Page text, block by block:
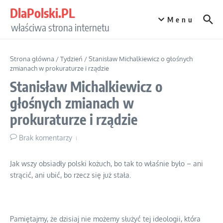
DlaPolski.PL
właściwa strona internetu
Menu
Strona główna /Tydzień /Stanisław Michalkiewicz o głośnych
zmianach w prokuraturze i rządzie
Stanisław Michalkiewicz o
głośnych zmianach w
prokuraturze i rządzie
Brak komentarzy
Jak wszy obsiadły polski kożuch, bo tak to właśnie było – ani
strącić, ani ubić, bo rzecz się już stała.
Pamiętajmy, że dzisiaj nie możemy służyć tej ideologii, która